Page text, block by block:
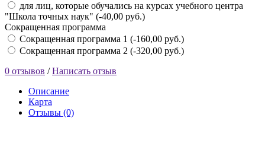
для лиц, которые обучались на курсах учебного центра
"Школа точных наук" (-40,00 руб.)
Сокращенная программа
Сокращенная программа 1 (-160,00 руб.)
Сокращенная программа 2 (-320,00 руб.)
0 отзывов /Написать отзыв
Описание
Карта
Отзывы (0)